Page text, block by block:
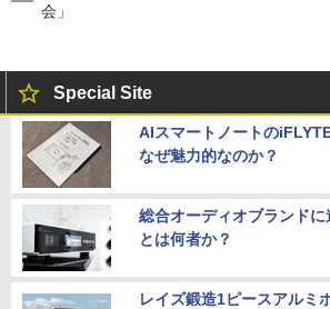
会」
Special Site
AIスマートノートの
なぜ魅力的なのか？
総合オーディオブランド
とは何者か？
レイズ鍛造1ピースアルミ